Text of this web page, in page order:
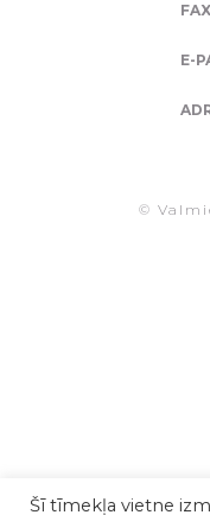
E-
©
Šī tīmekļa vietne